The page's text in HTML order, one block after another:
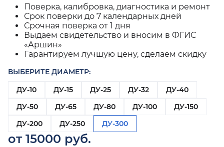
Поверка, калибровка, диагностика и ремонт
Срок поверки до 7 календарных дней
Срочная поверка от 1 дня
Выдаем свидетельство и вносим в ФГИС
«Аршин»
Гарантируем лучшую цену, сделаем скидку
ВЫБЕРИТЕ ДИАМЕТР:
ДУ-10
ДУ-15 ДУ-25 ДУ-32
ДУ-40
ДУ-50
ДУ-65 ДУ-80 ДУ-100
ДУ-150
ДУ-200
ДУ-250 ДУ-300
от 15000 руб.